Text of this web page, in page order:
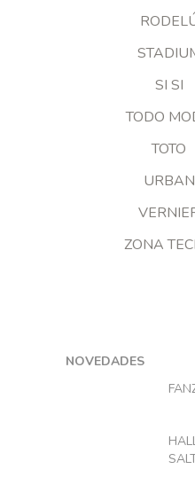
SI SI
TODO
TOTO
URBAN
ZONA
NOVEDADES